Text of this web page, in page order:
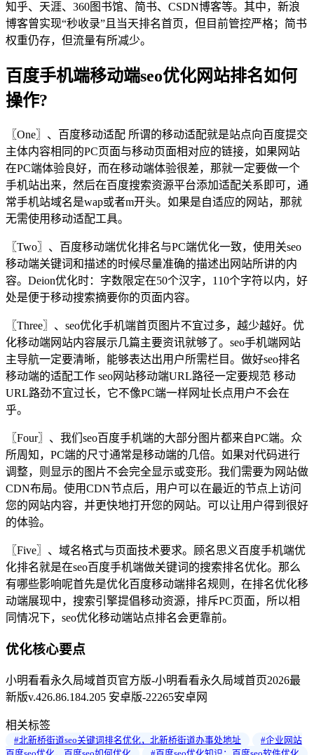
知乎、天涯、360图书馆、简书、CSDN博客等。其中，新浪
博客曾实现“秒收录”且当天排名首页，但目前管控严格；简书
权重仍存，但流量有所减少。
百度手机端移动端seo优化网站排名如何
操作?
〖One〗、百度移动适配 所谓的移动适配就是站点向百度提交
主体内容相同的PC页面与移动页面相对应的链接，如果网站
在PC端体验良好，而在移动端体验很差，那就一定要做一个
手机站出来，然后在百度搜索资源平台添加适配关系即可，通
常手机站域名是wap或者m开头。如果是自适应的网站，那就
无需使用移动适配工具。
〖Two〗、百度移动端优化排名与PC端优化一致，使用关seo
移动端关键词和描述的时候尽量准确的描述出网站所讲的内
容。Deion优化时：字数限定在50个汉字，110个字符以内，好
处是便于移动搜索摘要你的页面内容。
〖Three〗、seo优化手机端首页图片不宜过多，越少越好。优
化移动端网站内容展示几篇主要资讯就够了。seo手机端网站
主导航一定要清晰，能够表达出用户所需栏目。做好seo排名
移动端的适配工作 seo网站移动端URL路径一定要规范 移动
URL路劲不宜过长，它不像PC端一样网址长点用户不会在
乎。
〖Four〗、我们seo百度手机端的大部分图片都来自PC端。众
所周知，PC端的尺寸通常是移动端的几倍。如果对代码进行
调整，则显示的图片不会完全显示或变形。我们需要为网站做
CDN布局。使用CDN节点后，用户可以在最近的节点上访问
您的网站内容，并更快地打开您的网站。可以让用户得到很好
的体验。
〖Five〗、域名格式与页面技术要求。顾名思义百度手机端优
化排名就是在seo百度手机端做关键词的搜索排名优化。那么
有哪些影响呢首先是优化百度移动端排名规则，在排名优化移
动端展现中，搜索引擎提倡移动资源，排斥PC页面，所以相
同情况下，seo优化移动端站点排名会更靠前。
优化核心要点
小明看看永久局域首页官方版-小明看看永久局域首页2026最
新版v.426.86.184.205 安卓版-22265安卓网
相关标签
#北新桥街道seo关键词排名优化，北新桥街道办事处地址
#企业网站